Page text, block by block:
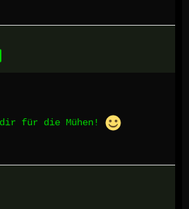
für die Mühen!